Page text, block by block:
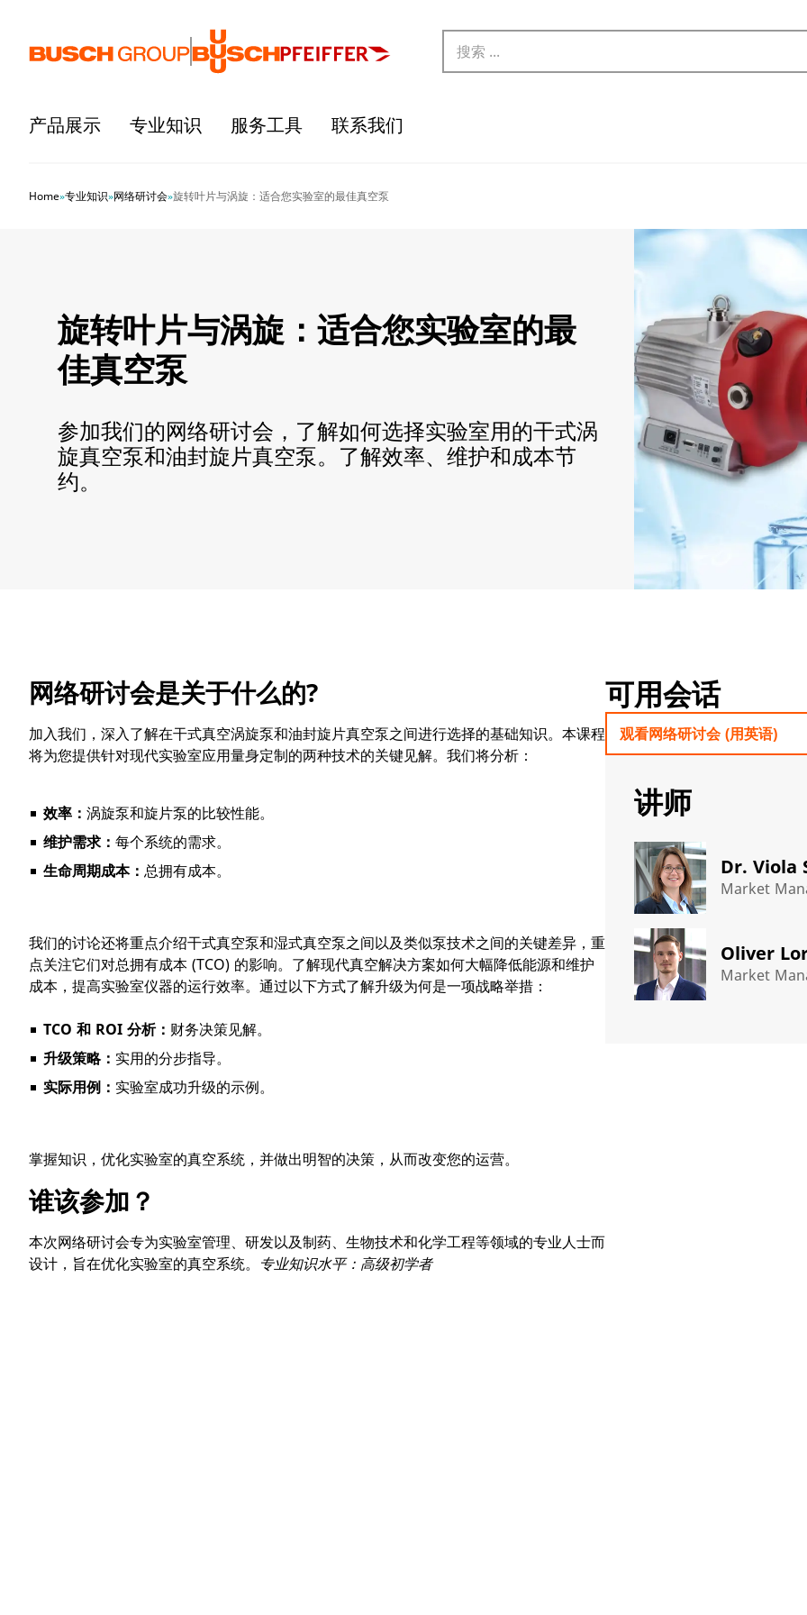
产品展示 专业知识 服务工具 联系我们
Home»专业知识»网络研讨会»旋转叶片与涡旋：适合您实验室的最佳真空泵
旋转叶片与涡旋：适合您实验室的最
佳真空泵
​​参加我们的网络研讨会，了解如何选择实验室用的干式涡
旋真空泵和油封旋片真空泵。了解效率、维护和成本节
约。
网络研讨会是关于什么的?
​​​加入我们，深入了解在干式真空涡旋泵和油封旋片真空泵之间进行选择的基础知识。本课程
将为您提供针对现代实验室应用量身定制的两种技术的关键见解。我们将分析：
效率： 涡旋泵和旋片泵的比较性能。
维护需求： 每个系统的需求。
生命周期成本： 总拥有成本。
我们的讨论还将重点介绍干式真空泵和湿式真空泵之间以及类似泵技术之间的关键差异，重
点关注它们对总拥有成本 (TCO) 的影响。了解现代真空解决方案如何大幅降低能源和维护
成本，提高实验室仪器的运行效率。通过以下方式了解升级为何是一项战略举措：
TCO 和 ROI 分析： 财务决策见解。
升级策略： 实用的分步指导。
实际用例： 实验室成功升级的示例。
掌握知识，优化实验室的真空系统，并做出明智的决策，从而改变您的运营。
谁该参加？
本次网络研讨会专为实验室管理、研发以及制药、生物技术和化学工程等领域的专业人士而
设计，旨在优化实验室的真空系统。 专业知识水平：高级初学者
可用会话
观看网络研讨会 (用英语)
讲师
Dr. Viola
Market
Oliver
Market